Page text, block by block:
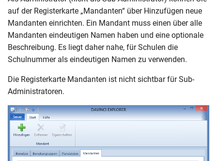
auf der Registerkarte „Mandanten“ über Hinzufügen neue
Mandanten einrichten. Ein Mandant muss einen über alle
Mandanten eindeutigen Namen haben und eine optionale
Beschreibung. Es liegt daher nahe, für Schulen die
Schulnummer als eindeutigen Namen zu verwenden.
Die Registerkarte Mandanten ist nicht sichtbar für Sub-
Administratoren.